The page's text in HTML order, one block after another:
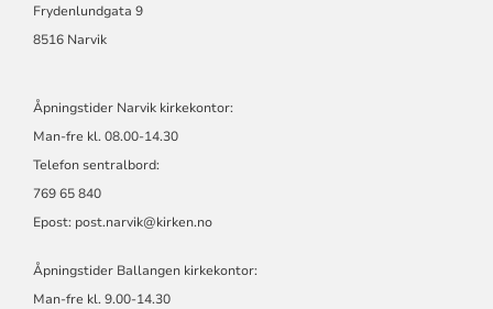
Frydenlundgata 9
8516 Narvik
Åpningstider Narvik kirkekontor:
Man-fre kl. 08.00-14.30
Telefon sentralbord:
769 65 840
Epost: post.narvik@kirken.no
Åpningstider Ballangen kirkekontor:
Man-fre kl. 9.00-14.30